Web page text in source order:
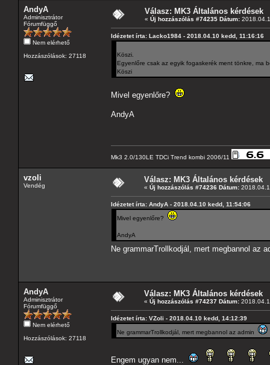
AndyA
Adminisztrátor
Fórumfüggő
Nem elérhető
Hozzászólások: 27118
Válasz: MK3 Általános kérdések
« Új hozzászólás #74235 Dátum:
Idézetet írta: Lacko1984 - 2018.04.10 kedd, 11:16:16
Köszi.
Egyenlőre csak az egyik fogaskerék ment tönkre, ma
Köszi
Mivel egyenlőre?
AndyA
Mk3 2.0/130LE TDCi Trend kombi 2006/11
vzoli
Vendég
Válasz: MK3 Általános kérdések
« Új hozzászólás #74236 Dátum:
Idézetet írta: AndyA - 2018.04.10 kedd, 11:54:06
Mivel egyenlőre?
AndyA
Ne grammarTrollkodjál, mert megbannol az
AndyA
Adminisztrátor
Fórumfüggő
Nem elérhető
Hozzászólások: 27118
Válasz: MK3 Általános kérdések
« Új hozzászólás #74237 Dátum:
Idézetet írta: VZoli - 2018.04.10 kedd, 14:12:39
Ne grammarTrollkodjál, mert megbannol az admin
Engem ugyan nem...